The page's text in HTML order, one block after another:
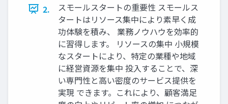
2.
スモールスタートの重要性 スモールス
タートはリソース集中により素早く成
功体験を積み、 業務ノウハウを効率的
に習得します。 リソースの集中 小規模
なスタートにより、特定の業種や地域
に経営資源を集中 投入することで、深
い専門性と高い密度のサービス提供を
実現 できます。これにより、顧客満足